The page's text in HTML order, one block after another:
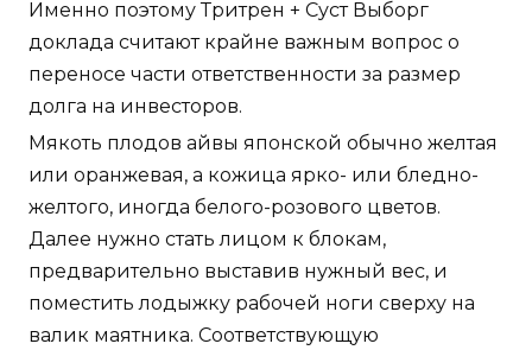
Именно поэтому Тритрен + Суст Выборг
доклада считают крайне важным вопрос о
переносе части ответственности за размер
долга на инвесторов.
Мякоть плодов айвы японской обычно желтая
или оранжевая, а кожица ярко- или бледно-
желтого, иногда белого-розового цветов.
Далее нужно стать лицом к блокам,
предварительно выставив нужный вес, и
поместить лодыжку рабочей ноги сверху на
валик маятника. Соответствующую